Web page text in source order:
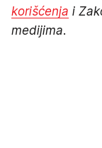
korišćenja i
medijima.